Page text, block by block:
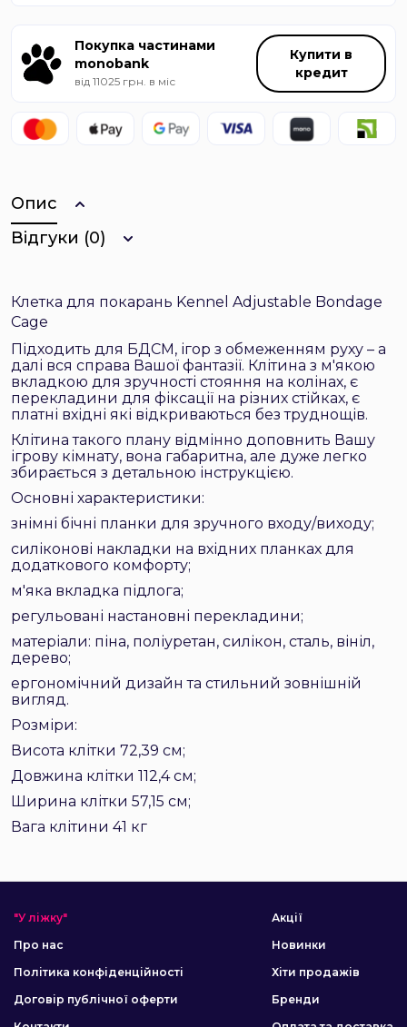
Покупка частинами
monobank
від 11025 грн. в міс
Купити в
кредит
Опис
Відгуки (0)
Клетка для покарань Kennel Adjustable Bondage
Cage
Підходить для БДСМ, ігор з обмеженням руху – а
далі вся справа Вашої фантазії. Клітина з м'якою
вкладкою для зручності стояння на колінах, є
перекладини для фіксації на різних стійках, є
платні вхідні які відкриваються без труднощів.
Клітина такого плану відмінно доповнить Вашу
ігрову кімнату, вона габаритна, але дуже легко
збирається з детальною інструкцією.
Основні характеристики:
знімні бічні планки для зручного входу/виходу;
силіконові накладки на вхідних планках для
додаткового комфорту;
м'яка вкладка підлога;
регульовані настановні перекладини;
матеріали: піна, поліуретан, силікон, сталь, вініл,
дерево;
ергономічний дизайн та стильний зовнішній
вигляд.
Розміри:
Висота клітки 72,39 см;
Довжина клітки 112,4 см;
Ширина клітки 57,15 см;
Вага клітини 41 кг
"У ліжку"
Про нас
Політика конфіденційності
Договір публічної оферти
Акції
Новинки
Хіти продажів
Бренди